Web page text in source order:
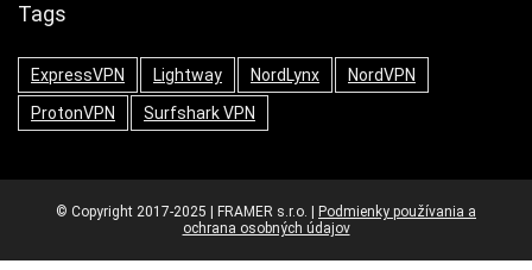
Tags
ExpressVPN Lightway NordLynx
NordVPN
ProtonVPN
Surfshark VPN
© Copyright 2017-2025 | FRAMER s.r.o. |
Podmienky používania a
ochrana osobných údajov